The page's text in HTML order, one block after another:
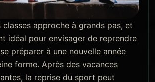
classes approche à grands pas, et
idéal pour envisager de reprendre
préparer à une nouvelle année
forme. Après des vacances
la reprise du sport peut